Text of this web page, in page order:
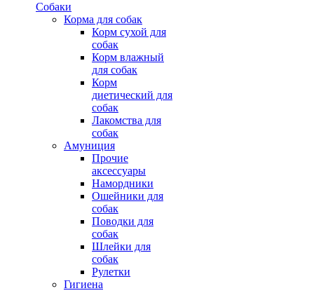
Собаки
Корма для собак
Корм сухой для
собак
Корм влажный
для собак
Корм
диетический для
собак
Лакомства для
собак
Амуниция
Прочие
аксессуары
Намордники
Ошейники для
собак
Поводки для
собак
Шлейки для
собак
Рулетки
Гигиена